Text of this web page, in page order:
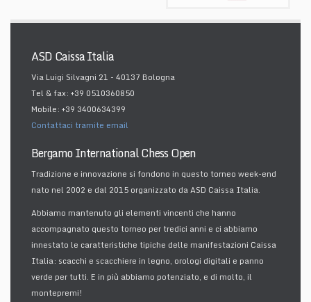
ASD Caissa Italia
Via Luigi Silvagni 21 - 40137 Bologna
Tel & fax: +39 0510360850
Mobile: +39 3400634399
Contattaci tramite email
Bergamo International Chess Open
Tradizione e innovazione si fondono in questo torneo week-end
nato nel 2002 e dal 2015 organizzato da ASD Caissa Italia.
Abbiamo mantenuto gli elementi vincenti che hanno
accompagnato questo torneo per tredici anni e ci abbiamo
innestato le caratteristiche tipiche delle manifestazioni Caissa
Italia: scacchi e scacchiere in legno, orologi digitali e panno
verde per tutti. E in più abbiamo potenziato, e di molto, il
montepremi!